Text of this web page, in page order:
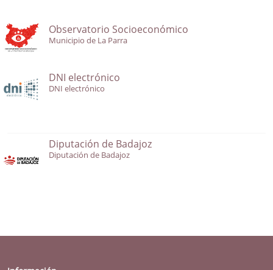
Observatorio Socioeconómico
Municipio de La Parra
DNI electrónico
DNI electrónico
Diputación de Badajoz
Diputación de Badajoz